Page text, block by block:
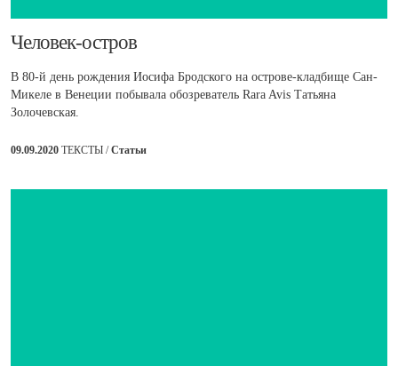
Человек-остров
В 80-й день рождения Иосифа Бродского на острове-кладбище Сан-
Микеле в Венеции побывала обозреватель Rara Avis Татьяна
Золочевская.
09.09.2020 ТЕКСТЫ /Статьи